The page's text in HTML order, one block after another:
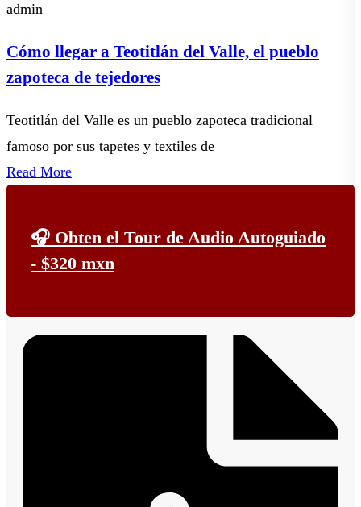
admin
Cómo llegar a Teotitlán del Valle, el pueblo
zapoteca de tejedores
Teotitlán del Valle es un pueblo zapoteca tradicional
famoso por sus tapetes y textiles de
Read More
🎧 Obten el Tour de Audio Autoguiado
- $320 mxn